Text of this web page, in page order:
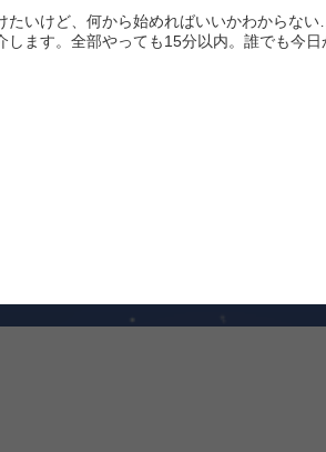
たいけど、何から始めればいいかわからな
します。全部やっても15分以内。誰でも今